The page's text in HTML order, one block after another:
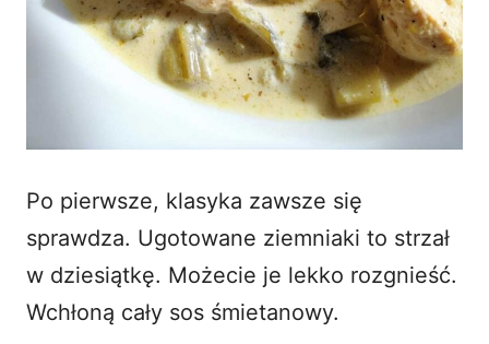
Po pierwsze, klasyka zawsze się
sprawdza. Ugotowane ziemniaki to strzał
w dziesiątkę. Możecie je lekko rozgnieść.
Wchłoną cały sos śmietanowy.